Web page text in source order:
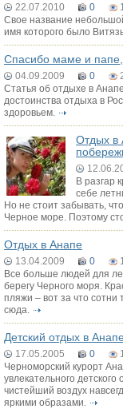
22.07.2010 0
Свое название
имя которого было
Спасибо маме и
04.09.2009 0
Статья об отдыхе в
достоинства отдыха в
здоровьем.
Отдых в
В разгар
себе
Но не стоит забывать,
Черное море. Поэтому
Отдых в Анапе
13.04.2009 0
Все больше людей для
берегу Черного моря.
пляжи – вот за что
сюда.
Детский отдых в
17.05.2005 0
Черноморский курорт
увлекательного
чистейший воздух
яркими образами.